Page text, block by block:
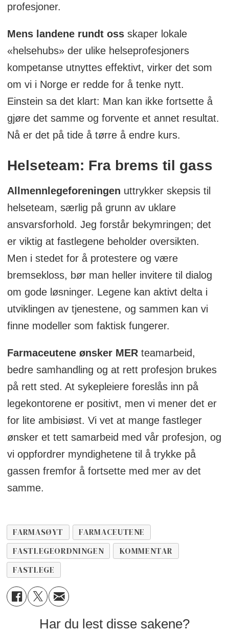
profesjoner.
Mens landene rundt ossskaper lokale
«helsehubs» der ulike helseprofesjoners
kompetanse utnyttes effektivt, virker det som
om vi i Norge er redde for å tenke nytt.
Einstein sa det klart: Man kan ikke fortsette å
gjøre det samme og forvente et annet resultat.
Nå er det på tide å tørre å endre kurs.
Helseteam: Fra brems til gass
Allmennlegeforeningen uttrykker skepsis til
helseteam, særlig på grunn av uklare
ansvarsforhold. Jeg forstår bekymringen; det
er viktig at fastlegene beholder oversikten.
Men i stedet for å protestere og være
bremsekloss, bør man heller invitere til dialog
om gode løsninger. Legene kan aktivt delta i
utviklingen av tjenestene, og sammen kan vi
finne modeller som faktisk fungerer.
Farmaceutene ønsker MERteamarbeid,
bedre samhandling og at rett profesjon brukes
på rett sted. At sykepleiere foreslås inn på
legekontorene er positivt, men vi mener det er
for lite ambisiøst. Vi vet at mange fastleger
ønsker et tett samarbeid med vår profesjon, og
vi oppfordrer myndighetene til å trykke på
gassen fremfor å fortsette med mer av det
samme.
FARMASØYT
FARMACEUTENE
FASTLEGEORDNINGEN
KOMMENTAR
FASTLEGE
Har du lest disse sakene?